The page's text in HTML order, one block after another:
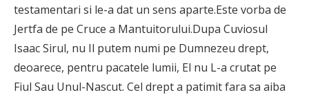
testamentari si le-a dat un sens aparte.Este vorba de
Jertfa de pe Cruce a Mantuitorului.Dupa Cuviosul
Isaac Sirul, nu Il putem numi pe Dumnezeu drept,
deoarece, pen­tru pacatele lumii, El nu L-a crutat pe
Fiul Sau Unul-Nascut. Cel drept a patimit fara sa aiba